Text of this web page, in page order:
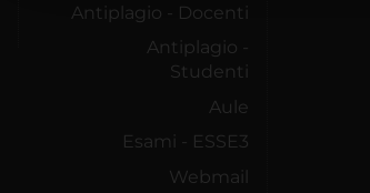
Antiplagio - Docenti
Antiplagio -
Studenti
Aule
Esami - ESSE3
Webmail